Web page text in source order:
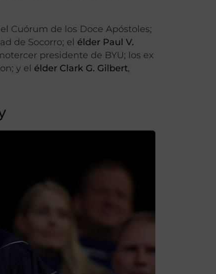
Cuórum de los Doce Apóstoles;
de Socorro; el élder Paul V.
presidente de BYU; los ex
y el élder Clark G. Gilbert,